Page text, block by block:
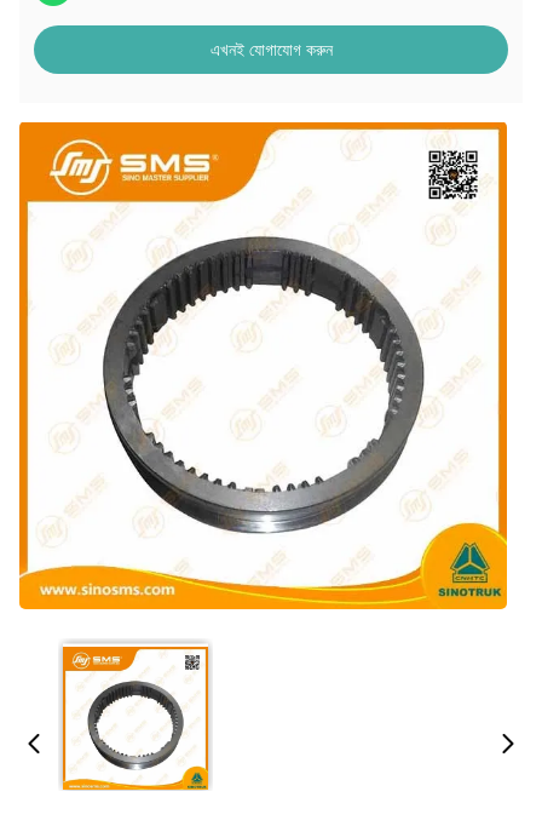
এখনই যোগাযোগ করুন